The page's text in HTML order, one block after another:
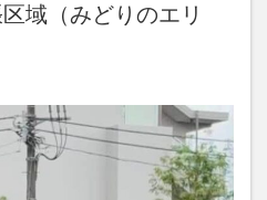
域（みどりのエリ